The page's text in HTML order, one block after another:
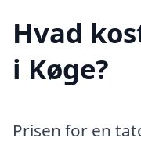
Hvad
i Køge?
Prisen for en